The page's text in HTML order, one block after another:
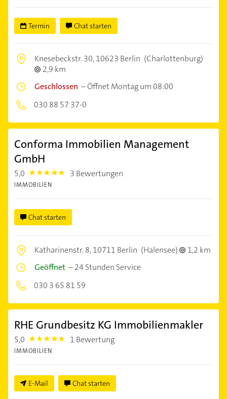
Termin Chat starten
Knesebeckstr. 30,10623 Berlin (Charlottenburg)
2,9 km
Geschlossen –Öffnet Montag um 08:00
030 88 57 37-0
Conforma Immobilien Management
GmbH
5,0 5.0 3 Bewertungen
IMMOBILIEN
Chat starten
Katharinenstr. 8,10711 Berlin (Halensee)
1,2 km
Geöffnet –24 Stunden Service
030 3 65 81 59
RHE Grundbesitz KG Immobilienmakler
5,0 5.0 1 Bewertung
IMMOBILIEN
E-Mail Chat starten